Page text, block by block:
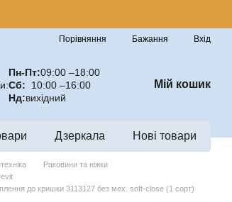
Порівняння Бажання Вхід
Пн-Пт:09:00 –18:00
Сб: 10:00 –16:00
Нд:вихідний
Мій кошик
Дзеркала Нові товари
Раковини та ніжки
до кришки 3113127 без мех. soft-close (1 сорт)